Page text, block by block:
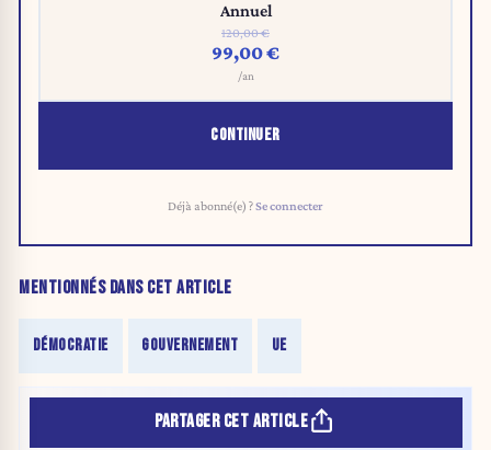
Annuel
120,00 €
99,00 €
/an
CONTINUER
Déjà abonné(e) ?Se connecter
MENTIONNÉS DANS CET ARTICLE
DÉMOCRATIE GOUVERNEMENT UE
PARTAGER CET ARTICLE